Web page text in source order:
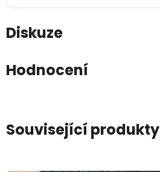
Diskuze
Hodnocení
Související produkty